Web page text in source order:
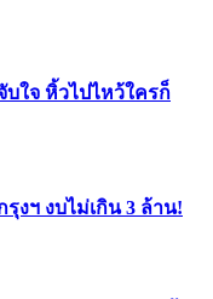
บใจ หิ้วไปไหว้ใครก็
งฯ งบไม่เกิน 3 ล้าน!